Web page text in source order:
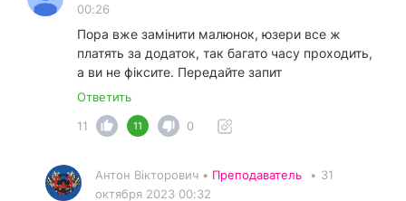
00:26
Пора вже замінити малюнок, юзери все ж
платять за додаток, так багато часу проходить,
а ви не фіксите. Передайте запит
Ответить
11
11 0
Антон Вікторович • Преподаватель • 31
октября 2023 00:32